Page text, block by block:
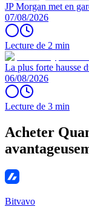
JP Morgan met en
07/08/2026
Lecture de 2 min
La plus forte hausse
06/08/2026
Lecture de 3 min
Acheter
Bitvavo